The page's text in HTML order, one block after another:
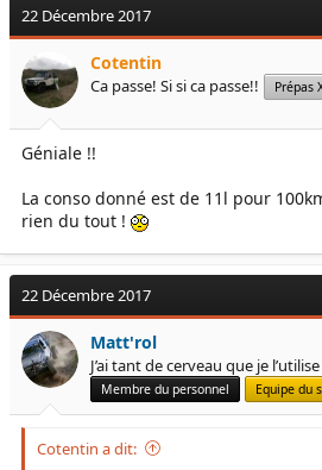
t
o
n
s
:
22 Décembre 2017
Cotentin
Ca passe! Si si ca passe!! Prépas
Géniale !!
La conso donné est de 11l pour
rien du tout !
22 Décembre 2017
Matt'rol
J’ai tant de cerveau que je
Membre du personnel Equipe du
Cotentin a dit: